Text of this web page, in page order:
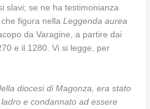
slavi; se ne ha testimonianza
che figura nellaLeggenda aurea
da Varagine, a partire dai
e il 1280. Vi si legge, per
diocesi di Magonza, era stato
e condannato ad essere